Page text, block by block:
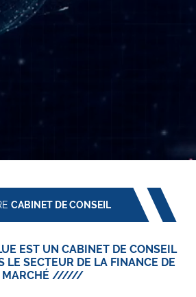
CABINET DE CONSEIL
EST UN CABINET DE CONSEIL
LE SECTEUR DE LA FINANCE DE
MARCHÉ //////